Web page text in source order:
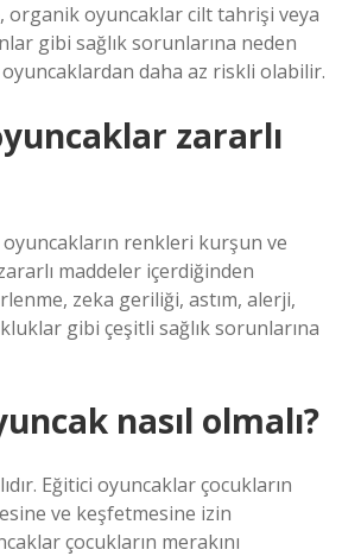
organik oyuncaklar cilt tahrişi veya
gibi sağlık sorunlarına neden
daha az riskli olabilir.
zararlı
renkleri kurşun ve
maddeler içerdiğinden
zeka geriliği, astım, alerji,
gibi çeşitli sağlık sorunlarına
nasıl olmalı?
Eğitici oyuncaklar çocukların
ve keşfetmesine izin
çocukların merakını